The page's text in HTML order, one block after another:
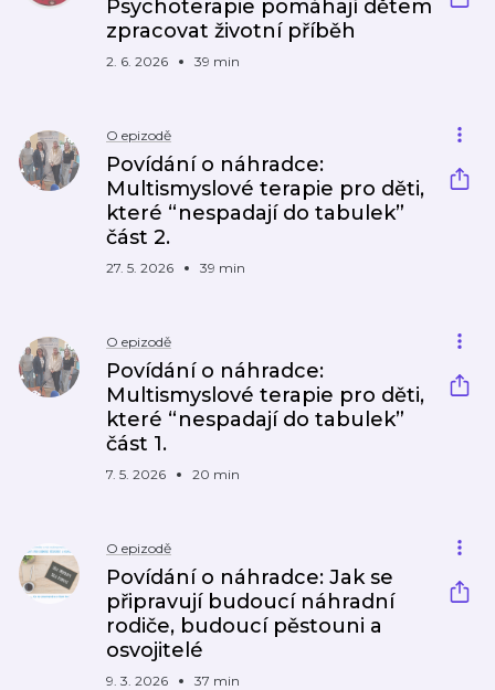
Psychoterapie pomáhají dětem
zpracovat životní příběh
2. 6. 2026 39 min
O epizodě
Povídání o náhradce:
Multismyslové terapie pro děti,
které “nespadají do tabulek”
část 2.
27. 5. 2026 39 min
O epizodě
Povídání o náhradce:
Multismyslové terapie pro děti,
které “nespadají do tabulek”
část 1.
7. 5. 2026 20 min
O epizodě
Povídání o náhradce: Jak se
připravují budoucí náhradní
rodiče, budoucí pěstouni a
osvojitelé
9. 3. 2026 37 min